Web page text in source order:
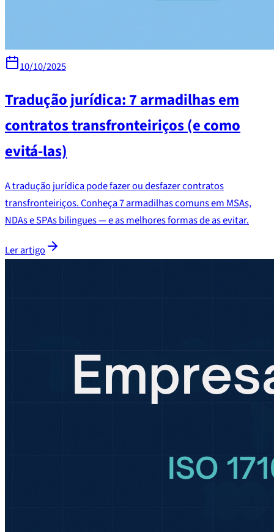
10/10/2025
Tradução jurídica: 7 armadilhas em
contratos transfronteiriços (e como
evitá-las)
A tradução jurídica pode fazer ou desfazer contratos
transfronteiriços. Conheça 7 armadilhas comuns em MSAs,
NDAs e SPAs bilingues — e as melhores formas de as evitar.
Ler artigo